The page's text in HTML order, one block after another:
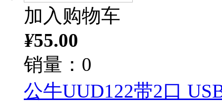
加入购物车
¥55.00
销量：0
公牛UUD122带2口